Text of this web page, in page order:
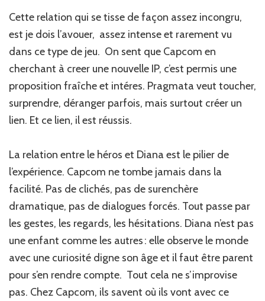
Cette relation qui se tisse de façon assez incongru,
est je dois l’avouer, assez intense et rarement vu
dans ce type de jeu. On sent que Capcom en
cherchant à creer une nouvelle IP, c’est permis une
proposition fraîche et intéres. Pragmata veut toucher,
surprendre, déranger parfois, mais surtout créer un
lien. Et ce lien, il est réussis.
La relation entre le héros et Diana est le pilier de
l’expérience. Capcom ne tombe jamais dans la
facilité. Pas de clichés, pas de surenchère
dramatique, pas de dialogues forcés. Tout passe par
les gestes, les regards, les hésitations. Diana n’est pas
une enfant comme les autres : elle observe le monde
avec une curiosité digne son âge et il faut être parent
pour s’en rendre compte. Tout cela ne s’improvise
pas. Chez Capcom, ils savent où ils vont avec ce